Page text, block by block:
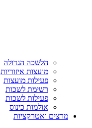
הלשכה הגדולה
מועצות איזוריות
פעילות מועצות
רשימת לשכות
פעילות לשכות
אולמות כינוס
מרצים ואטרקציות